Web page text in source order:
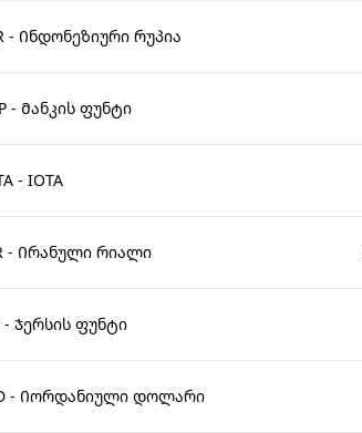
- Ინდონეზიური რუპია
- Მანკის ფუნტი
- IOTA
- Ირანული რიალი
- Ჯერსის ფუნტი
- Იორდანიული დოლარი